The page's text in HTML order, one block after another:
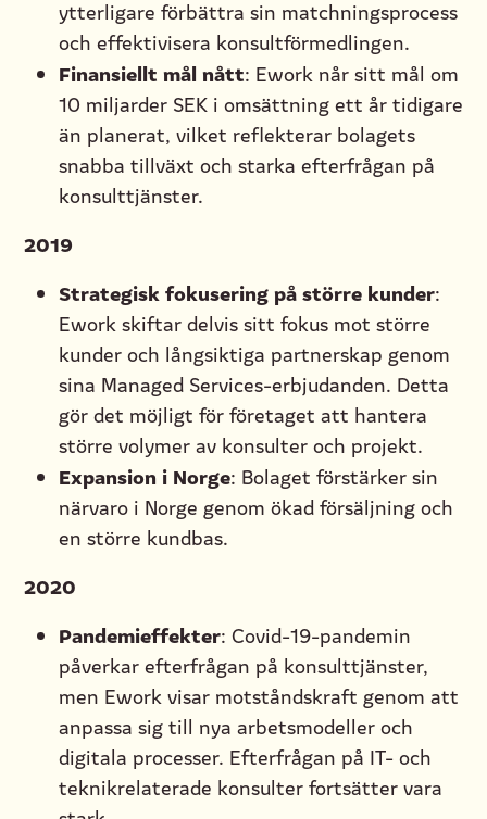
ytterligare förbättra sin matchningsprocess
och effektivisera konsultförmedlingen.
Finansiellt mål nått: Ework når sitt mål om
10 miljarder SEK i omsättning ett år tidigare
än planerat, vilket reflekterar bolagets
snabba tillväxt och starka efterfrågan på
konsulttjänster.
2019
Strategisk fokusering på större kunder:
Ework skiftar delvis sitt fokus mot större
kunder och långsiktiga partnerskap genom
sina Managed Services-erbjudanden. Detta
gör det möjligt för företaget att hantera
större volymer av konsulter och projekt.
Expansion i Norge: Bolaget förstärker sin
närvaro i Norge genom ökad försäljning och
en större kundbas.
2020
Pandemieffekter: Covid-19-pandemin
påverkar efterfrågan på konsulttjänster,
men Ework visar motståndskraft genom att
anpassa sig till nya arbetsmodeller och
digitala processer. Efterfrågan på IT- och
teknikrelaterade konsulter fortsätter vara